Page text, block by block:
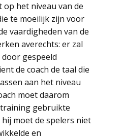
het niveau van de
te moeilijk zijn voor
vaardigheden van de
averechts: er zal
gespeeld
de coach de taal die
aan het niveau
moet daarom
gebruikte
moet de spelers niet
en